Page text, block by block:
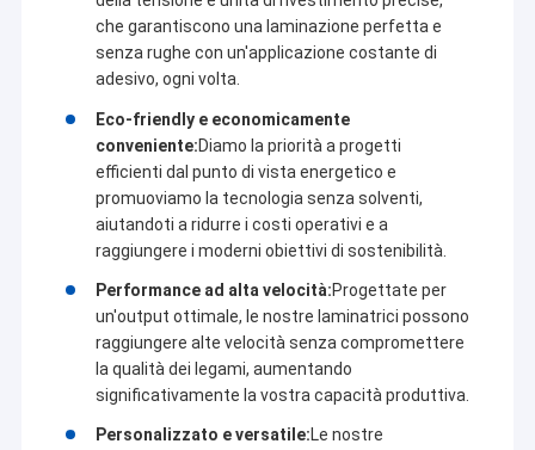
macchina di rivestimento di carta
Il doppio ha parteggiato macchina di laminazione
Pezzi meccanici della laminazione
Macchina del tessuto soffiata colata
che garantiscono una laminazione perfetta e
senza rughe con un'applicazione costante di
adesivo, ogni volta.
Eco-friendly e economicamente
conveniente:Diamo la priorità a progetti
efficienti dal punto di vista energetico e
promuoviamo la tecnologia senza solventi,
aiutandoti a ridurre i costi operativi e a
raggiungere i moderni obiettivi di sostenibilità.
Performance ad alta velocità:Progettate per
un'output ottimale, le nostre laminatrici possono
raggiungere alte velocità senza compromettere
la qualità dei legami, aumentando
significativamente la vostra capacità produttiva.
Personalizzato e versatile:Le nostre
realizziamo. Sulla base della nostra esperienza nel
settore della laminazione per estrusione, insieme a più
partner, creeremo un futuro migliore attraverso soluzioni
più intelligenti, più efficienti e più affidabili.